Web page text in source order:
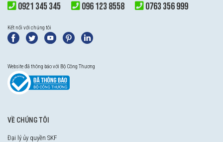
0921 345 345 096 123 8558 0763 356 999
Kết nối với chúng tôi
Website đã thông báo với Bộ Công Thương
VỀ CHÚNG TÔI
Đại lý ủy quyền SKF